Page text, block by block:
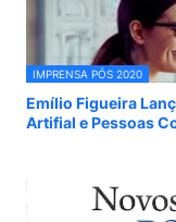
IMPRENSA PÓS 2020
Emílio Figueira
Artifial e Pessoas